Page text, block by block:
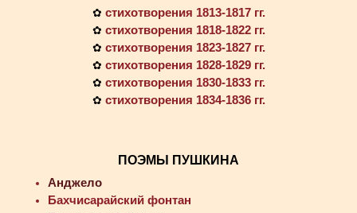
✿ стихотворения 1813-1817 гг.
✿ стихотворения 1818-1822 гг.
✿ стихотворения 1823-1827 гг.
✿ стихотворения 1828-1829 гг.
✿ стихотворения 1830-1833 гг.
✿ стихотворения 1834-1836 гг.
ПОЭМЫ ПУШКИНА
Анджело
Бахчисарайский фонтан